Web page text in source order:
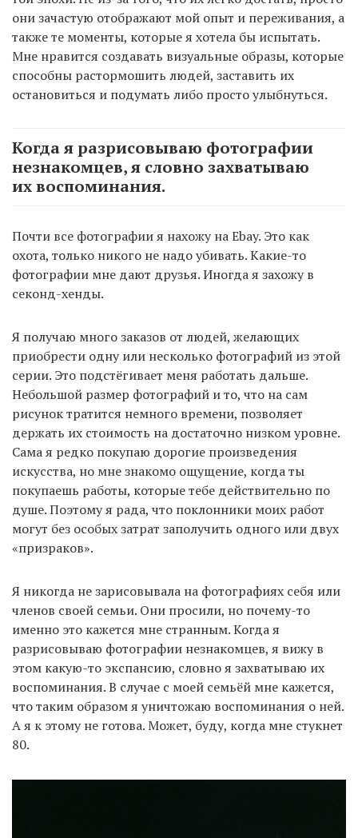
они зачастую отображают мой опыт и переживания, а
также те моменты, которые я хотела бы испытать.
Мне нравится создавать визуальные образы, которые
способны растормошить людей, заставить их
остановиться и подумать либо просто улыбнуться.
Когда я разрисовываю фотографии
незнакомцев, я словно захватываю
их воспоминания.
Почти все фотографии я нахожу на Ebay. Это как
охота, только никого не надо убивать. Какие-то
фотографии мне дают друзья. Иногда я захожу в
секонд-хенды.
Я получаю много заказов от людей, желающих
приобрести одну или несколько фотографий из этой
серии. Это подстёгивает меня работать дальше.
Небольшой размер фотографий и то, что на сам
рисунок тратится немного времени, позволяет
держать их стоимость на достаточно низком уровне.
Сама я редко покупаю дорогие произведения
искусства, но мне знакомо ощущение, когда ты
покупаешь работы, которые тебе действительно по
душе. Поэтому я рада, что поклонники моих работ
могут без особых затрат заполучить одного или двух
«призраков».
Я никогда не зарисовывала на фотографиях себя или
членов своей семьи. Они просили, но почему-то
именно это кажется мне странным. Когда я
разрисовываю фотографии незнакомцев, я вижу в
этом какую-то экспансию, словно я захватываю их
воспоминания. В случае с моей семьёй мне кажется,
что таким образом я уничтожаю воспоминания о ней.
А я к этому не готова. Может, буду, когда мне стукнет
80.